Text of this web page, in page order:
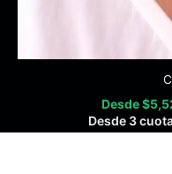
Desde$
Desde 3